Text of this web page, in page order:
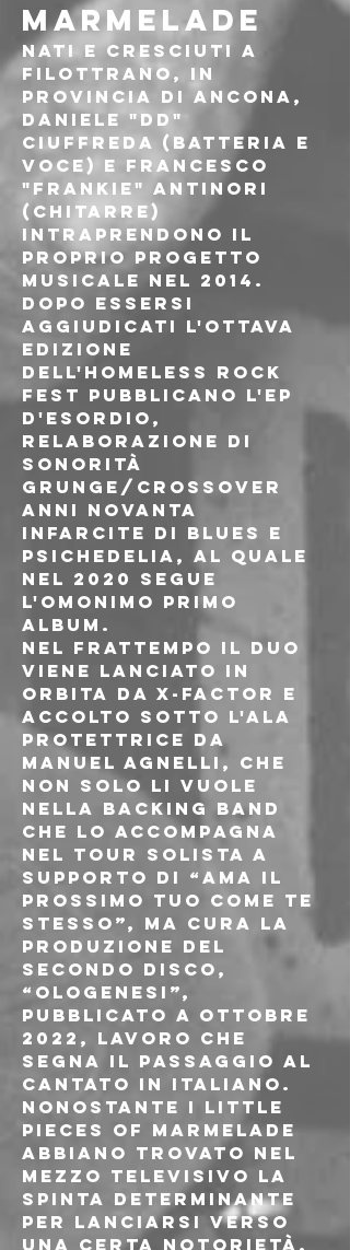
MARMELADE
Nati e cresciuti a
Filottrano, in
provincia di Ancona,
Daniele "DD"
Ciuffreda (batteria e
voce) e Francesco
"Frankie" Antinori
(chitarre)
intraprendono il
proprio progetto
musicale nel 2014.
Dopo essersi
aggiudicati l'ottava
edizione
dell'Homeless Rock
Fest pubblicano l'Ep
d'esordio,
relaborazione di
sonorità
grunge/crossover
anni Novanta
infarcite di blues e
psichedelia, al quale
nel 2020 segue
l'omonimo primo
album.
Nel frattempo il duo
viene lanciato in
orbita da X-Factor e
accolto sotto l'ala
protettrice da
Manuel Agnelli, che
non solo li vuole
nella backing band
che lo accompagna
nel tour solista a
supporto di “Ama il
prossimo tuo come te
stesso”, ma cura la
produzione del
secondo disco,
“Ologenesi”,
pubblicato a ottobre
2022, lavoro che
segna il passaggio al
cantato in italiano.
Nonostante i Little
Pieces Of Marmelade
abbiano trovato nel
mezzo televisivo la
spinta determinante
per lanciarsi verso
una certa notorietà,